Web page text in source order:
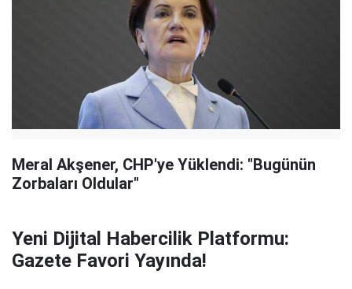
Meral Akşener, CHP'ye Yüklendi: "Bugünün
Zorbaları Oldular"
Yeni Dijital Habercilik Platformu:
Gazete Favori Yayında!